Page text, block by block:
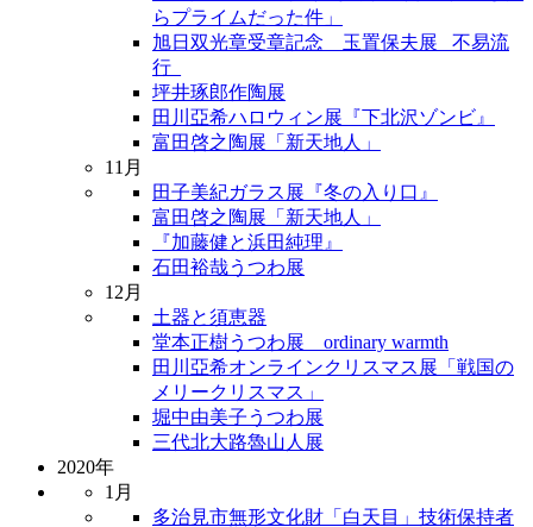
らプライムだった件」
旭日双光章受章記念 玉置保夫展 _不易流
行_
坪井琢郎作陶展
田川亞希ハロウィン展『下北沢ゾンビ』
富田啓之陶展「新天地人」
11月
田子美紀ガラス展『冬の入り口』
富田啓之陶展「新天地人」
『加藤健と浜田純理』
石田裕哉うつわ展
12月
土器と須恵器
堂本正樹うつわ展 ordinary warmth
田川亞希オンラインクリスマス展「戦国の
メリークリスマス」
堀中由美子うつわ展
三代北大路魯山人展
2020年
1月
多治見市無形文化財「白天目」技術保持者